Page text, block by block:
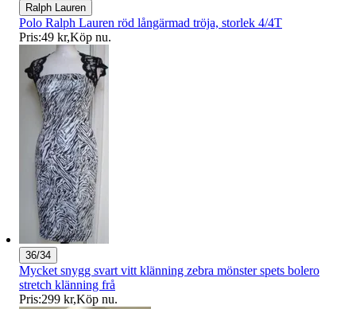
Ralph Lauren
Polo Ralph Lauren röd långärmad tröja, storlek 4/4T
Pris:49 kr,Köp nu.
36/34
Mycket snygg svart vitt klänning zebra mönster spets bolero
stretch klänning frå
Pris:299 kr,Köp nu.